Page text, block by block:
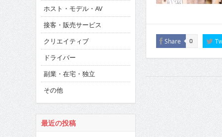
Share 0
ホスト・モデル・AV
接客・販売サービス
クリエイティブ
ドライバー
副業・在宅・独立
その他
最近の投稿